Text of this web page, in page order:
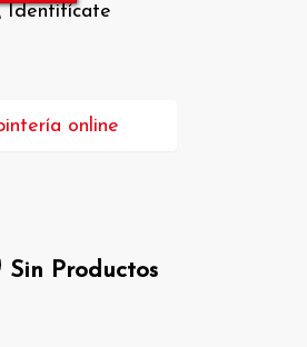
Identifícate
online
Sin Productos